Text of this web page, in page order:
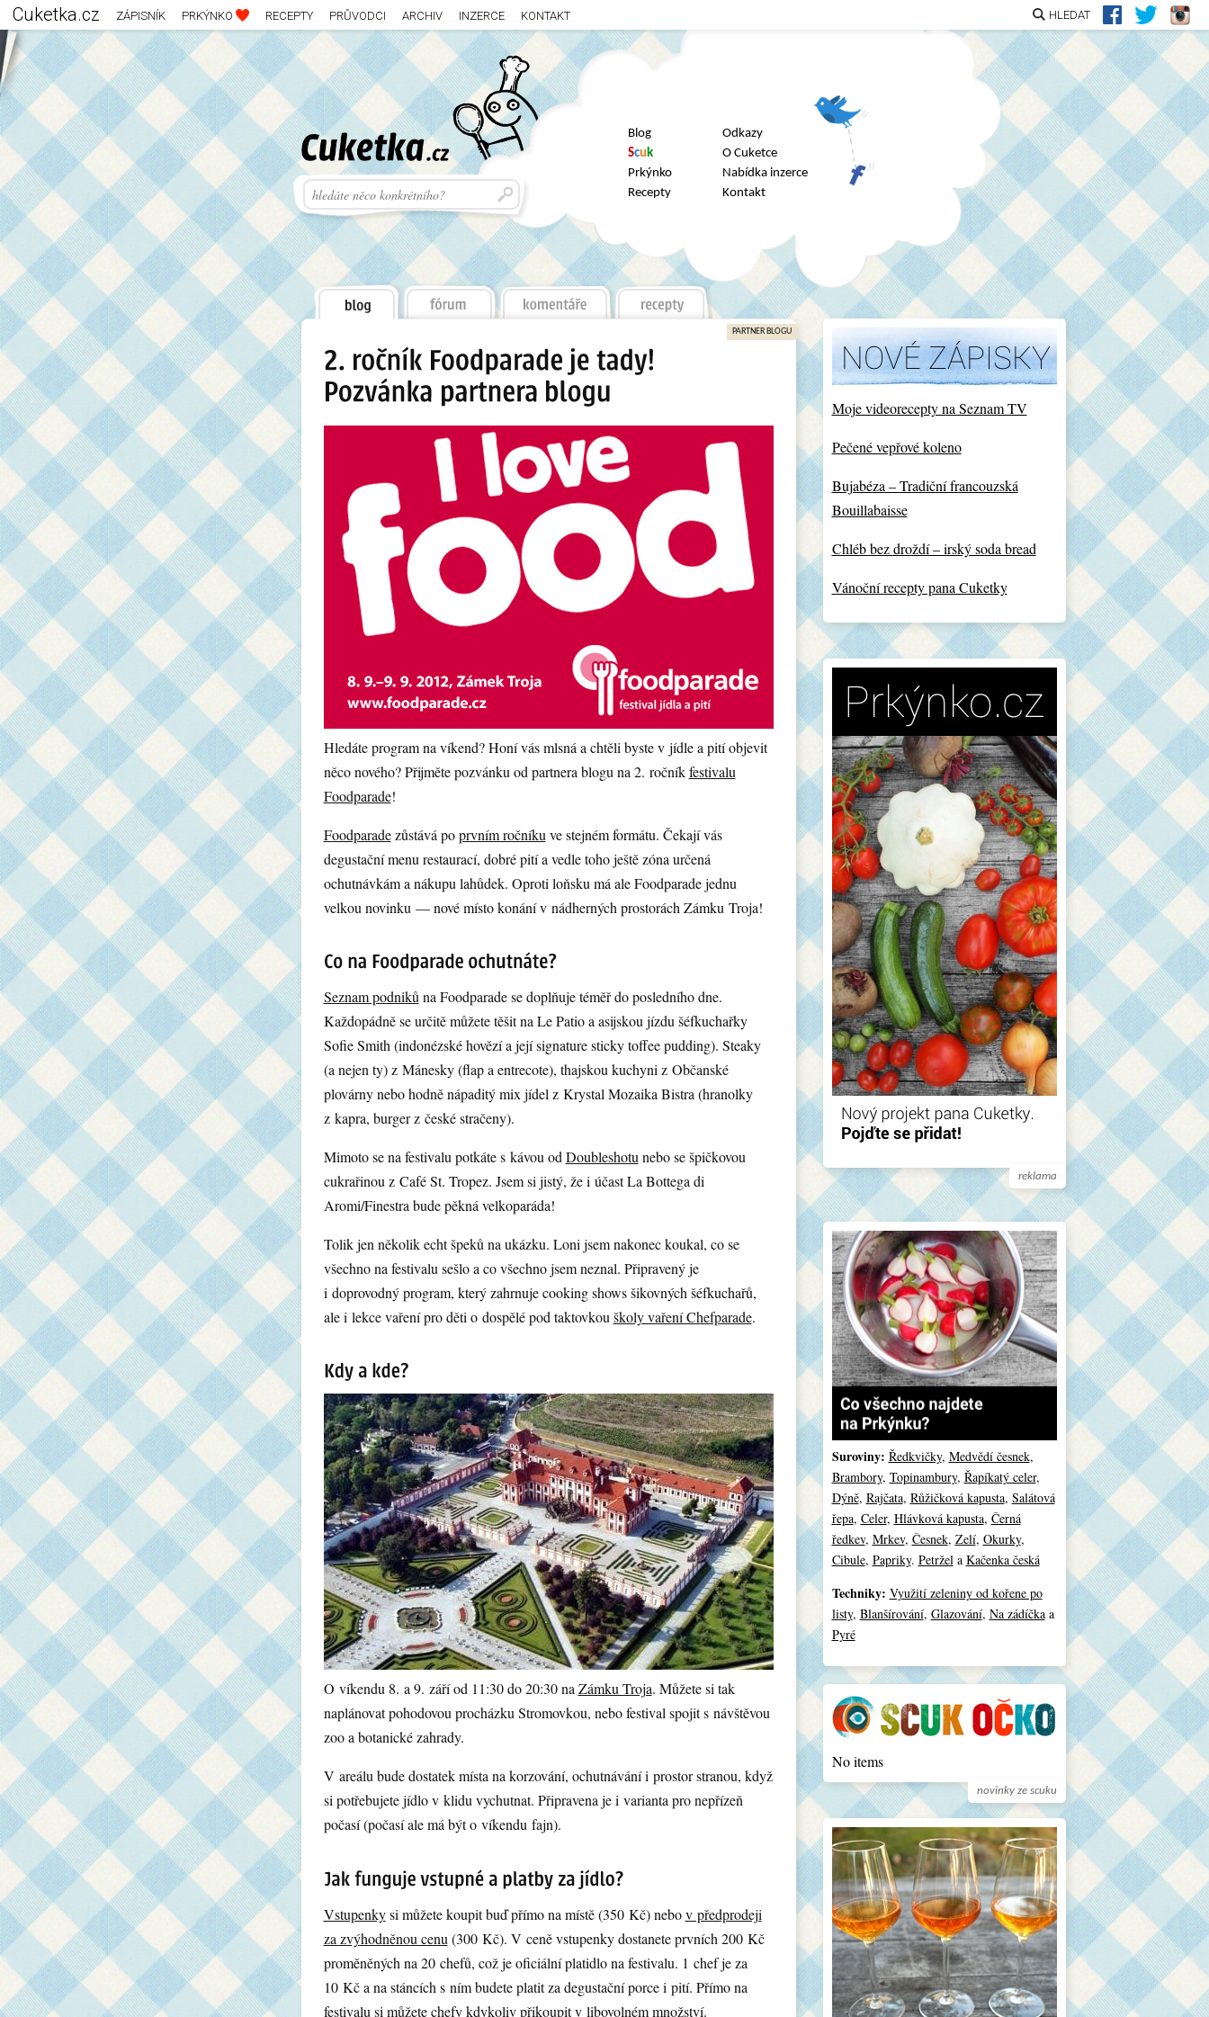
Cuketka.cz ZÁPISNÍK PRKÝNKO RECEPTY PRŮVODCI ARCHIV INZERCE KONTAKT HLEDAT
Blog
Scuk
Prkýnko
Recepty
Odkazy
O Cuketce
Nabídka inzerce
Kontakt
PARTNER BLOGU
Hledáte program na víkend? Honí vás mlsná a chtěli byste v jídle a pití objevit
něco nového? Přijměte pozvánku od partnera blogu na 2. ročníkfestivalu
Foodparade!
Foodparadezůstává poprvním ročníku ve stejném formátu. Čekají vás
degustační menu restaurací, dobré pití a vedle toho ještě zóna určená
ochutnávkám a nákupu lahůdek. Oproti loňsku má ale Foodparade jednu
velkou novinku — nové místo konání v nádherných prostorách Zámku Troja!
Seznam podniků na Foodparade se doplňuje téměř do posledního dne.
Každopádně se určitě můžete těšit na Le Patio a asijskou jízdu šéfkuchařky
Sofie Smith (indonézské hovězí a její signature sticky toffee pudding). Steaky
(a nejen ty) z Mánesky (flap a entrecote), thajskou kuchyni z Občanské
plovárny nebo hodně nápaditý mix jídel z Krystal Mozaika Bistra (hranolky
z kapra, burger z české stračeny).
Mimoto se na festivalu potkáte s kávou od Doubleshotu nebo se špičkovou
cukrařinou z Café St. Tropez. Jsem si jistý, že i účast La Bottega di
Aromi/Finestra bude pěkná velkoparáda!
Tolik jen několik echt špeků na ukázku. Loni jsem nakonec koukal, co se
všechno na festivalu sešlo a co všechno jsem neznal. Připravený je
i doprovodný program, který zahrnuje cooking shows šikovných šéfkuchařů,
ale i lekce vaření pro děti o dospělé pod taktovkou školy vaření Chefparade.
O víkendu 8. a 9. září od 11:30 do 20:30 naZámku Troja. Můžete si tak
naplánovat pohodovou procházku Stromovkou, nebo festival spojit s návštěvou
zoo a botanické zahrady.
V areálu bude dostatek místa na korzování, ochutnávání i prostor stranou, když
si potřebujete jídlo v klidu vychutnat. Připravena je i varianta pro nepřízeň
počasí (počasí ale má být o víkendu fajn).
Vstupenkysi můžete koupit buď přímo na místě (350 Kč) nebov předprodeji
za zvýhodněnou cenu (300 Kč). V ceně vstupenky dostanete prvních 200 Kč
proměněných na 20 chefů, což je oficiální platidlo na festivalu. 1 chef je za
10 Kč a na stáncích s ním budete platit za degustační porce i pití. Přímo na
festivalu si můžete chefy kdykoliv přikoupit v libovolném množství.
Moje videorecepty na Seznam TV
Pečené vepřové koleno
Bujabéza – Tradiční francouzská
Bouillabaisse
Chléb bez droždí – irský soda bread
Vánoční recepty pana Cuketky
reklama
Suroviny: Ředkvičky, Medvědí česnek,
Brambory, Topinambury, Řapíkatý celer,
Dýně, Rajčata, Růžičková kapusta, Salátová
řepa, Celer, Hlávková kapusta, Černá
ředkev, Mrkev, Česnek, Zelí, Okurky,
Cibule, Papriky. Petržela Kačenka česká
Techniky: Využití zeleniny od kořene po
listy, Blanšírování, Glazování, Na zádíčkaa
Pyré
novinky ze scuku
No items